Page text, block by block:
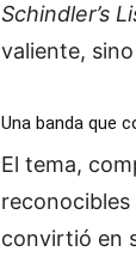
Schindler’s
valiente, sino
Una banda que
El tema,
reconocibles
convirtió en